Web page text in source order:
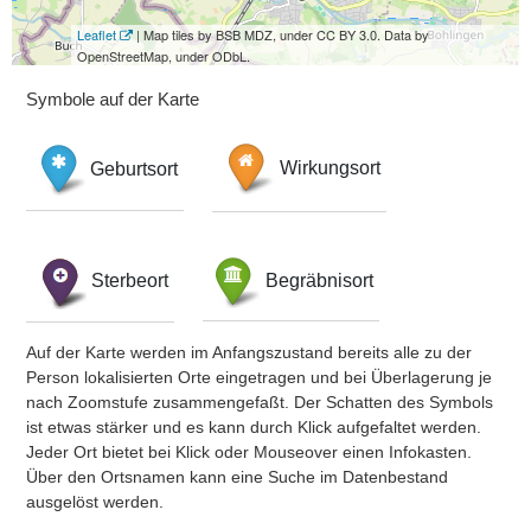
Leaflet
| Map tiles by BSB MDZ, under CC BY 3.0. Data by
OpenStreetMap, under ODbL.
Symbole auf der Karte
Geburtsort Wirkungsort
Sterbeort Begräbnisort
Auf der Karte werden im Anfangszustand bereits alle zu der
Person lokalisierten Orte eingetragen und bei Überlagerung je
nach Zoomstufe zusammengefaßt. Der Schatten des Symbols
ist etwas stärker und es kann durch Klick aufgefaltet werden.
Jeder Ort bietet bei Klick oder Mouseover einen Infokasten.
Über den Ortsnamen kann eine Suche im Datenbestand
ausgelöst werden.